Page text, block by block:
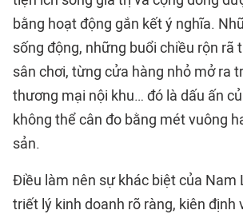
bằng hoạt động gắn kết ý nghĩa.
sống động, những buổi chiều rộn rã
sân chơi, từng cửa hàng nhỏ mở ra
thương mại nội khu… đó là dấu ấn
không thể cân đo bằng mét vuông
sản.
Điều làm nên sự khác biệt của Nam
triết lý kinh doanh rõ ràng, kiên định